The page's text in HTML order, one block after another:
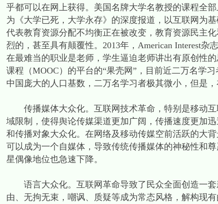
乎都可以在网上获得。美国名牌大学名教授的课程全
为《大学已死，大学永存》的深度报道，以互联网为基
代表教育资源分配不均衡正在被改变，教育资源民主
烈的，甚至具有颠覆性。2013年，American Interest杂
在最难当的职业是老师，学生逼迫老师讲出有原创性
课程（MOOC）的平台的“果壳网”，目前近二万名学
中国庞大的人口基数，二万名学习者极其微小，但是
传播媒体大众化。互联网技术革命，特别是移动互
域限制，使得舆论传媒渠道更加广阔，传播速度更加
和传播对象大众化。在网络及移动传媒空前活跃的大
可以成为一个自媒体，导致传统传播媒体的神秘性和
星偶像地位也急速下降。
语言大众化。互联网革命导致了民众全面创造一套
由、无拘无束，嘲讽、质疑等成为常态风格，解构现